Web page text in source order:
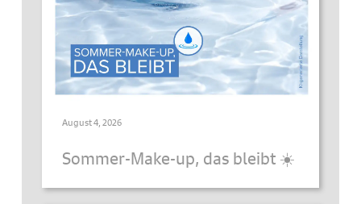
August 4, 2026
Sommer-Make-up, das bleibt ☀️